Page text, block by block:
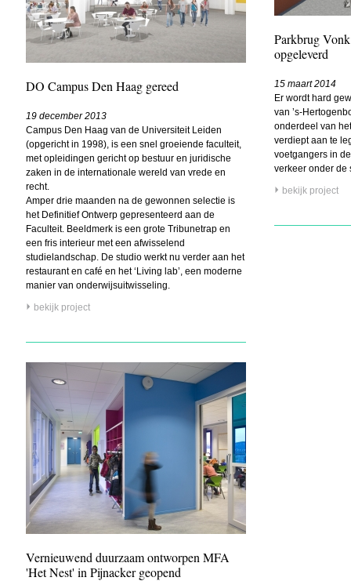
DO Campus Den Haag gereed
19 december 2013
Campus Den Haag van de Universiteit Leiden
(opgericht in 1998), is een snel groeiende faculteit,
met opleidingen gericht op bestuur en juridische
zaken in de internationale wereld van vrede en
recht.
Amper drie maanden na de gewonnen selectie is
het Definitief Ontwerp gepresenteerd aan de
Faculteit. Beeldmerk is een grote Tribunetrap en
een fris interieur met een afwisselend
studielandschap. De studio werkt nu verder aan het
restaurant en café en het ‘Living lab’, een moderne
manier van onderwijsuitwisseling.
bekijk project
Vernieuwend duurzaam ontworpen MFA
'Het Nest' in Pijnacker geopend
Parkbrug
opgeleverd
15 maart 2014
Er wordt hard
van ’s-
onderdeel van
verdiept aan te
voetgangers in
verkeer onder de
bekijk project